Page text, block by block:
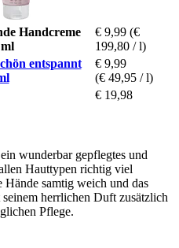
Handcreme
€ 9,99 (€
199,80 / l)
entspannt
€ 9,99
(€ 49,95 / l)
€ 19,98
wunderbar gepflegtes und
Hauttypen richtig viel
samtig weich und das
herrlichen Duft zusätzlich
Pflege.